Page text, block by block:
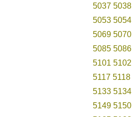
5037 5038
5053 5054
5069 5070
5085 5086
5101 5102
5117 5118
5133 5134
5149 5150